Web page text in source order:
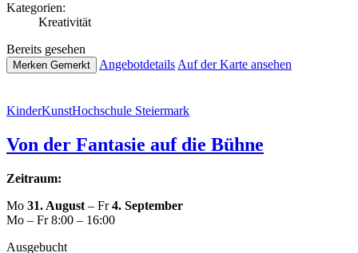
Kate­go­rien:
Krea­ti­vi­tät
Bereits gesehen
Merken Gemerkt Ange­botde­tails Auf der Karte ansehen
Kin­der­Kunst­Hoch­schu­le Steiermark
Von der Fantasie auf die Bühne
Zeitraum:
Mo 31. August – Fr4. September
Mo – Fr 8:00 – 16:00
Aus­ge­bucht